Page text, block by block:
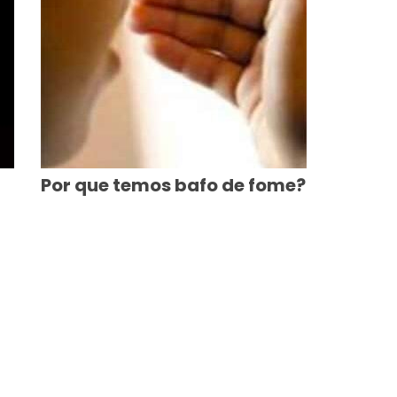
Por que temos bafo de fome?